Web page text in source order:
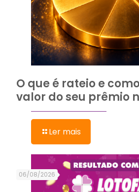
O que é rateio e
valor do seu prêmio
Ler mais
06/08/2026